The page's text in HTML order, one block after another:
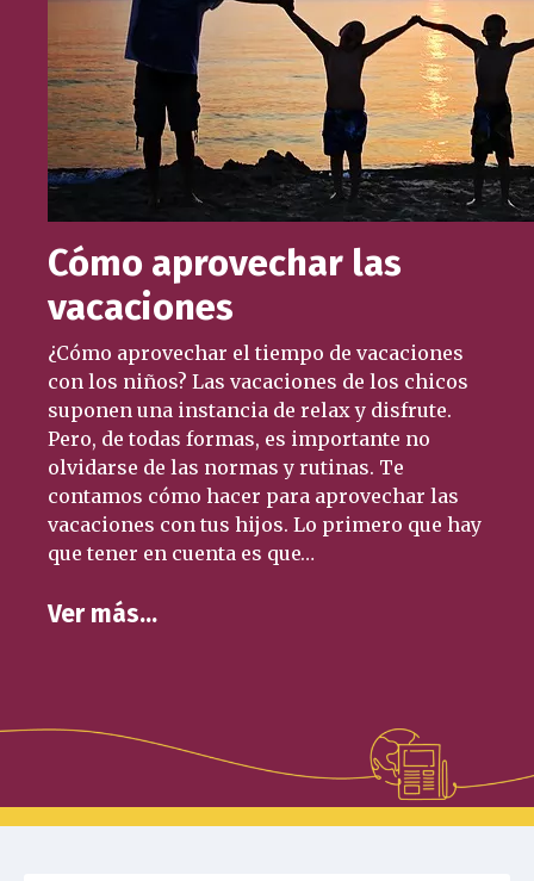
Cómo aprovechar las
vacaciones
¿Cómo aprovechar el tiempo de vacaciones
con los niños? Las vacaciones de los chicos
suponen una instancia de relax y disfrute.
Pero, de todas formas, es importante no
olvidarse de las normas y rutinas. Te
contamos cómo hacer para aprovechar las
vacaciones con tus hijos. Lo primero que hay
que tener en cuenta es que…
Ver más…